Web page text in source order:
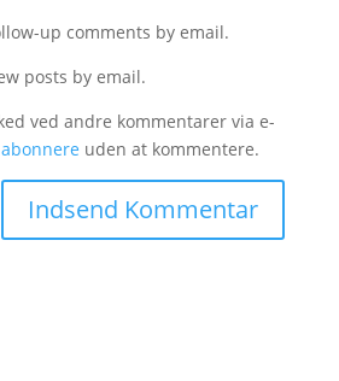
up comments by email.
posts by email.
ved andre kommentarer via e-
abonnere uden at kommentere.